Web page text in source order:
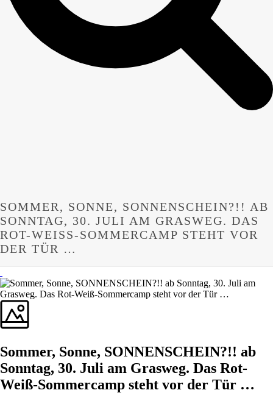
SOMMER, SONNE, SONNENSCHEIN?!! AB
SONNTAG, 30. JULI AM GRASWEG. DAS
ROT-WEISS-SOMMERCAMP STEHT VOR D
ER TÜR …
Sommer, Sonne, SONNENSCHEIN?!! ab
Sonntag, 30. Juli am Grasweg. Das Rot-
Weiß-Sommercamp steht vor der Tür …